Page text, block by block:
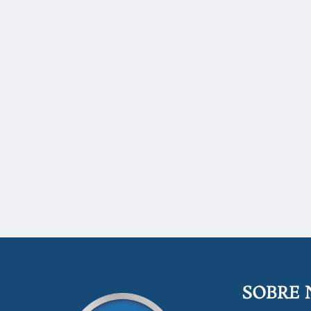
SOBRE